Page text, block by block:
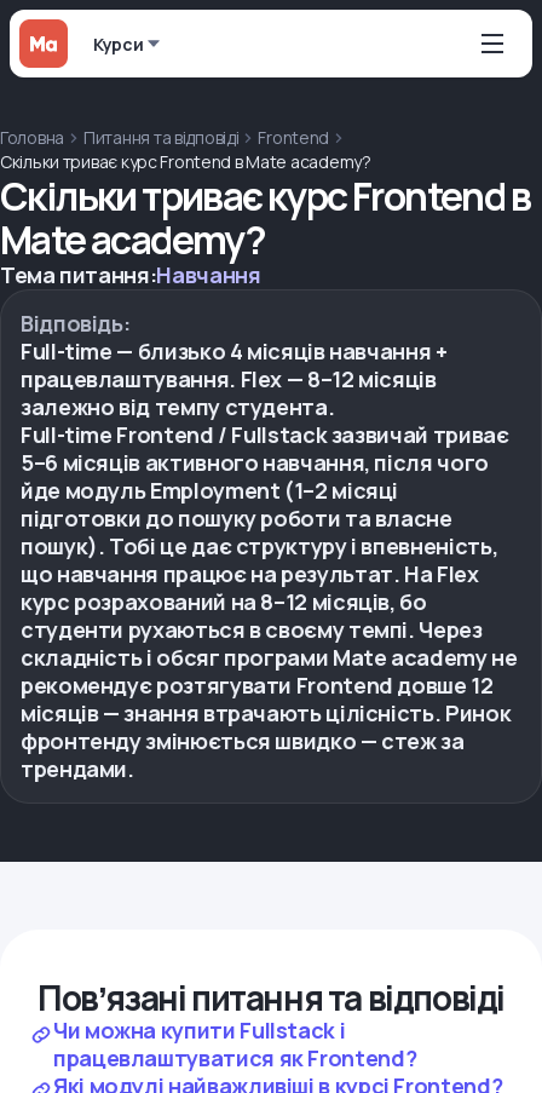
Курси
Головна Питання та відповіді
Frontend
Скільки триває курс Frontend в Mate academy?
Скільки триває курс Frontend в
Mate academy?
Тема питання:Навчання
Відповідь:
Full-time — близько 4 місяців навчання +
працевлаштування. Flex — 8–12 місяців
залежно від темпу студента.
Full-time Frontend / Fullstack зазвичай триває
5–6 місяців активного навчання, після чого
йде модуль Employment (1–2 місяці
підготовки до пошуку роботи та власне
пошук). Тобі це дає структуру і впевненість,
що навчання працює на результат. На Flex
курс розрахований на 8–12 місяців, бо
студенти рухаються в своєму темпі. Через
складність і обсяг програми Mate academy не
рекомендує розтягувати Frontend довше 12
місяців — знання втрачають цілісність. Ринок
фронтенду змінюється швидко — стеж за
трендами.
Повʼязані питання та відповіді
Чи можна купити Fullstack і
працевлаштуватися як Frontend?
Які модулі найважливіші в курсі Frontend?